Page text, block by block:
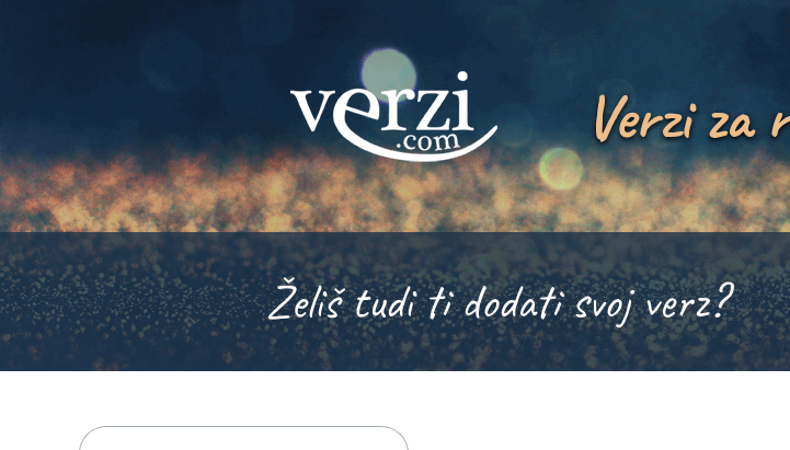
Verzi za
Želiš tudi ti dodati svoj verz?